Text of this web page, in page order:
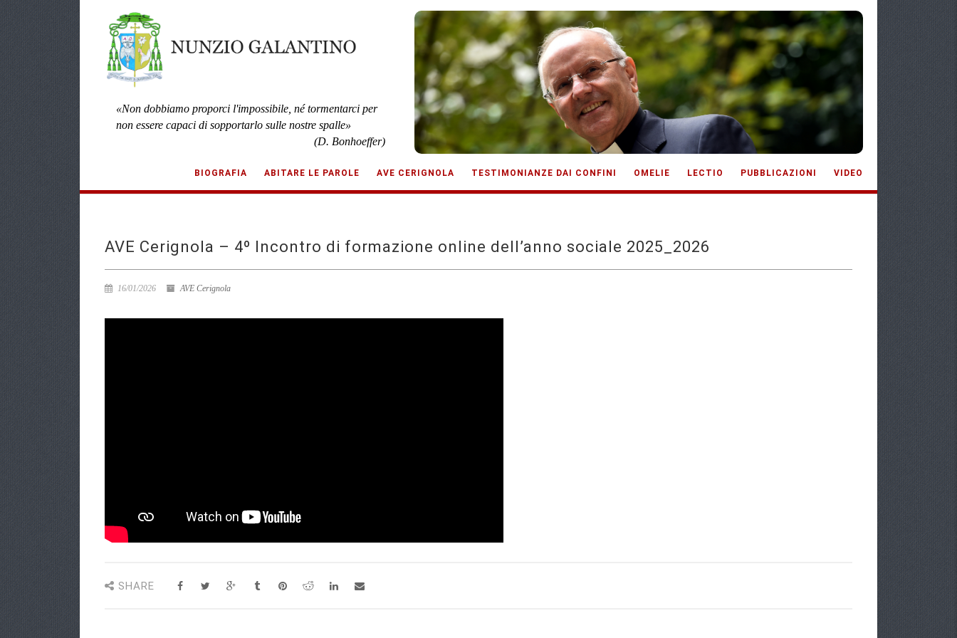
«Non dobbiamo proporci l'impossibile, né tormentarci per
non essere capaci di sopportarlo sulle nostre spalle»
(D. Bonhoeffer)
BIOGRAFIA ABITARE LE PAROLE AVE CERIGNOLA TESTIMONIANZE DAI CONFINI OMELIE LECTIO PUBBLICAZIONI VIDEO
AVE Cerignola – 4º Incontro di formazione online dell’anno sociale 2025_2026
16/01/2026 AVE Cerignola
SHARE